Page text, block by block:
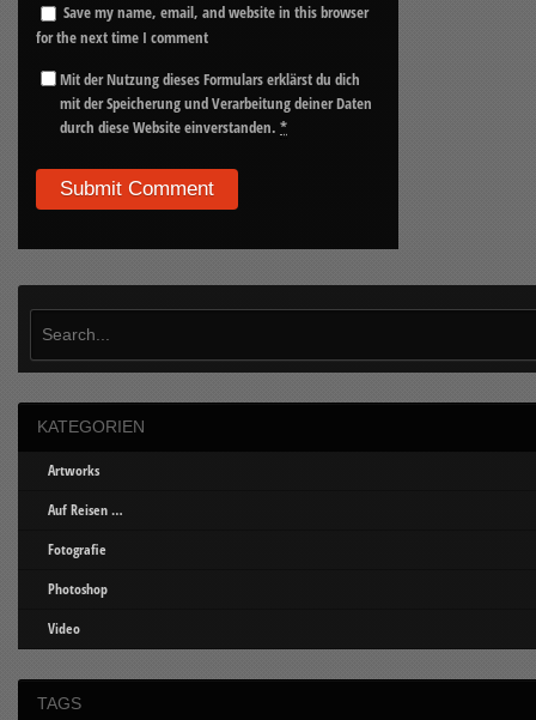
Save my name, email, and website in this browser
for the next time I comment
Mit der Nutzung dieses Formulars erklärst du dich
mit der Speicherung und Verarbeitung deiner Daten
durch diese Website einverstanden.*
KATEGORIEN
Artworks
Auf Reisen …
Fotografie
Photoshop
Video
TAGS